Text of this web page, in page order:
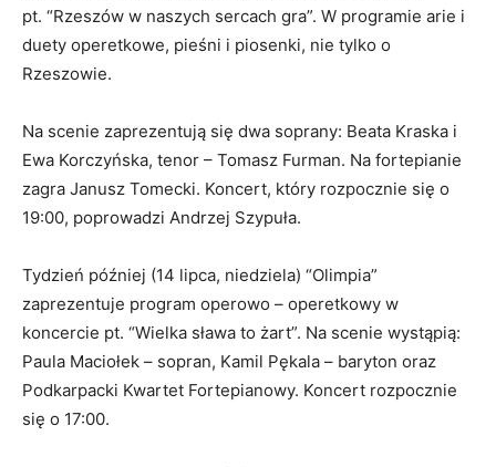
pt. “Rzeszów w naszych sercach gra”. W programie arie i
duety operetkowe, pieśni i piosenki, nie tylko o
Rzeszowie.
Na scenie zaprezentują się dwa soprany: Beata Kraska i
Ewa Korczyńska, tenor – Tomasz Furman. Na fortepianie
zagra Janusz Tomecki. Koncert, który rozpocznie się o
19:00, poprowadzi Andrzej Szypuła.
Tydzień później (14 lipca, niedziela) “Olimpia”
zaprezentuje program operowo – operetkowy w
koncercie pt. “Wielka sława to żart”. Na scenie wystąpią:
Paula Maciołek – sopran, Kamil Pękala – baryton oraz
Podkarpacki Kwartet Fortepianowy. Koncert rozpocznie
się o 17:00.